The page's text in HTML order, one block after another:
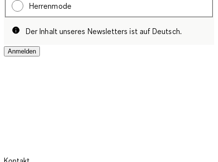
Herrenmode
Der Inhalt unseres Newsletters ist auf Deutsch.
Anmelden